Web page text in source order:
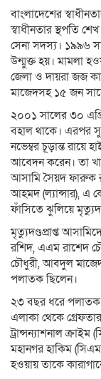
বাংলাদেশের
স্বাধীনতার স্থপতি
সেনা সদস্য। ১৯৯৬
উন্মুক্ত হয়। মামলা
জেলা ও দায়রা জজ
মাজেদসহ ১৫ জন
২০০১ সালের ৩০
বহাল থাকে। এরপর
নভেম্বর চূড়ান্ত রায়ে
আবেদন করেন। তা
আসামি সৈয়দ ফারুক
আহমদ (ল্যান্সার), এ
ফাঁসিতে ঝুলিয়ে
মৃত্যুদণ্ডপ্রাপ্ত
রশিদ, এএম রাশেদ
চৌধুরী, আবদুল
পলাতক ছিলেন।
২৩ বছর ধরে পলাতক
এলাকা থেকে
ট্রান্সন্যাশনাল
মহানগর হাকিম
হওয়ায় তাকে